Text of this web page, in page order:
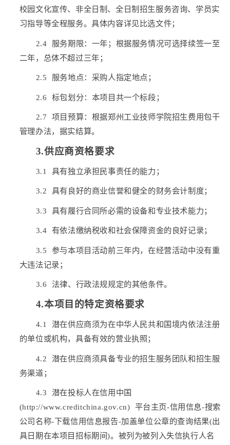
校园文化宣传、 非全日制、全日制招生服务咨询、学员实
习指导等全程服务。具体内容详见比选文件；
2.4 服务期限：一年；根据服务情况可选择续签一至
二年，总体不超过三年；
2.5 服务地点：采购人指定地点；
2.6 标包划分：本项目共一个标段；
2.7 项目预算：根据郑州工业技师学院招生费用包干
管理办法，据实结算。
3.供应商资格要求
3.1 具有独立承担民事责任的能力 ；
3.2 具有良好的商业信誉和健全的财务会计制度；
3.3 具有履行合同所必需的设备和专业技术能力；
3.4 有依法缴纳税收和社会保障资金的良好记录；
3.5
参与本项目活动前三年内，在经营活动中没有重
大违法记录；
3.6 法律、行政法规规定的其他条件。
4.本项目的特定资格要求
4.1 潜在供应商须为在中华人民共和国境内依法注册
的单位或机构，具备有效的营业执照；
4.2 潜在供应商须具备专业的招生服务团队和招生服
务渠道；
4.3
潜在投标人在信用中国
(http://www.creditchina.gov.cn) 平台主页-信用信息-搜索
公司名称-下载信用信息报告-加盖单位公章的查询结果(出
具日期在本项目招标期间)。被列为被列入失信执行人名